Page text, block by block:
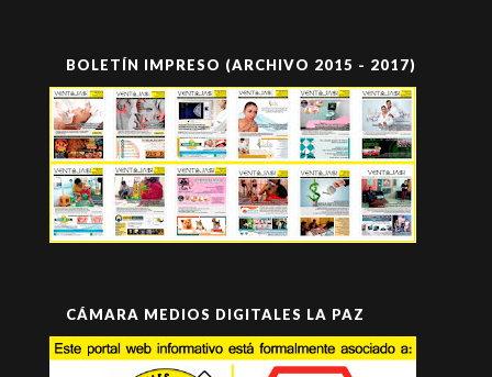
BOLETÍN IMPRESO (ARCHIVO 2015 - 2017)
CÁMARA MEDIOS DIGITALES LA PAZ